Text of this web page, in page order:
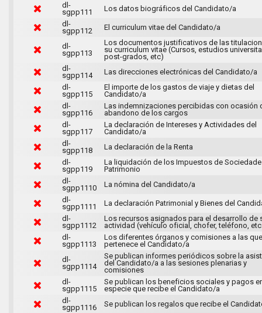
dl-
sgpp111
Los datos biográficos del Candidato/a
dl-
sgpp112
El curriculum vitae del Candidato/a
dl-
sgpp113
Los documentos justificativos de las
su curriculum vitae (Cursos, estudios
post-grados, etc)
dl-
sgpp114
Las direcciones electrónicas del Candidato/a
dl-
sgpp115
El importe de los gastos de viaje y dietas del
Candidato/a
dl-
sgpp116
Las indemnizaciones percibidas con ocasión
abandono de los cargos
dl-
sgpp117
La declaración de Intereses y Actividades del
Candidato/a
dl-
sgpp118
La declaración de la Renta
dl-
sgpp119
La liquidación de los Impuestos de
Patrimonio
dl-
sgpp1110
La nómina del Candidato/a
dl-
sgpp1111
La declaración Patrimonial y Bienes del
dl-
sgpp1112
Los recursos asignados para el desarrollo de
actividad (vehículo oficial, chofer, teléfono,
dl-
sgpp1113
Los diferentes órganos y comisiones a las que
pertenece el Candidato/a
dl-
sgpp1114
Se publican informes periódicos sobre la
del Candidato/a a las sesiones plenarias y
comisiones
dl-
sgpp1115
Se publican los beneficios sociales y pagos
especie que recibe el Candidato/a
dl-
sgpp1116
Se publican los regalos que recibe el